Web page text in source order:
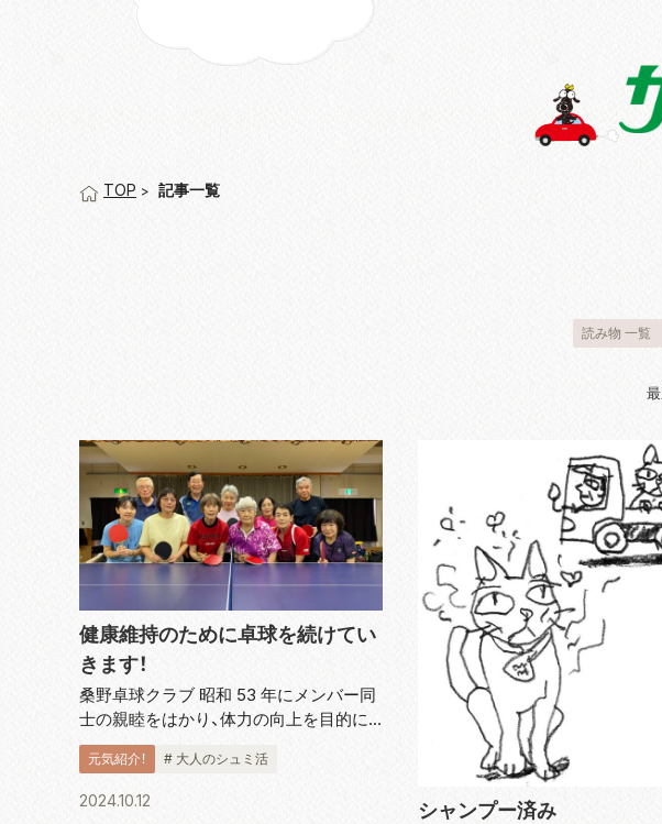
TOP 記事一覧
読み物 一覧
健康維持のために卓球を続けてい
きます！
桑野卓球クラブ 昭和 53 年にメンバー同
士の親睦をはかり、体力の向上を目的に
結成された桑野卓球クラブ。会長の青木
正好さんにお話を伺いました。「現在、50
代から 80 代の 19 人のメンバーで活動を
元気紹介！ # 大人のシュミ活
2024.10.12 シャンプー済み